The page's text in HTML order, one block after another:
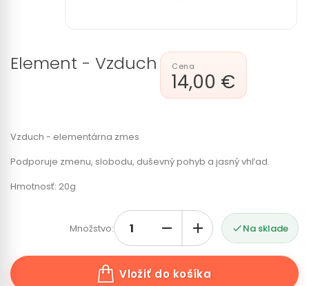
Element - Vzduch
14,00 €
Vzduch - elementárna zmes
Podporuje zmenu, slobodu, duševný pohyb a jasný vhľad.
Hmotnosť: 20g
Množstvo: Na sklade
Vložiť do košíka